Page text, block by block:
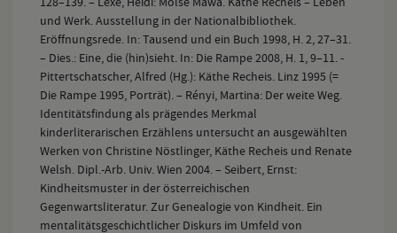
und Werk. Ausstellung in der Nationalbibliothek.
Eröffnungsrede. In: Tausend und ein Buch 1998, H. 2, 27–31.
– Dies.: Eine, die (hin)sieht. In: Die Rampe 2008, H. 1, 9–11. -
Pittertschatscher, Alfred (Hg.): Käthe Recheis. Linz 1995 (=
Die Rampe 1995, Porträt). – Rényi, Martina: Der weite Weg.
Identitätsfindung als prägendes Merkmal
kinderliterarischen Erzählens untersucht an ausgewählten
Werken von Christine Nöstlinger, Käthe Recheis und Renate
Welsh. Dipl.-Arb. Univ. Wien 2004. – Seibert, Ernst:
Kindheitsmuster in der österreichischen
Gegenwartsliteratur. Zur Genealogie von Kindheit. Ein
mentalitätsgeschichtlicher Diskurs im Umfeld von